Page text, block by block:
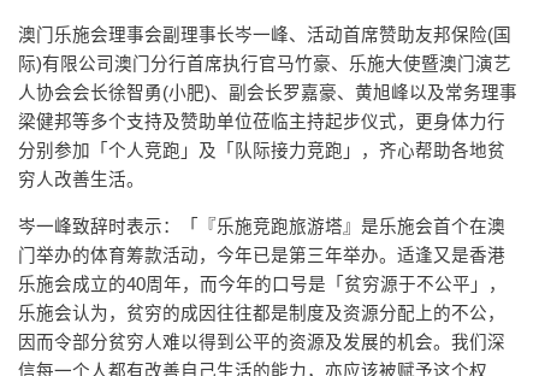
澳门乐施会理事会副理事长岑一峰、活动首席赞助友邦保险(国
际)有限公司澳门分行首席执行官马竹豪、乐施大使暨澳门演艺
人协会会长徐智勇(小肥)、副会长罗嘉豪、黄旭峰以及常务理事
梁健邦等多个支持及赞助单位莅临主持起步仪式，更身体力行
分别参加「个人竞跑」及「队际接力竞跑」，齐心帮助各地贫
穷人改善生活。
岑一峰致辞时表示：「『乐施竞跑旅游塔』是乐施会首个在澳
门举办的体育筹款活动，今年已是第三年举办。适逢又是香港
乐施会成立的40周年，而今年的口号是「贫穷源于不公平」，
乐施会认为，贫穷的成因往往都是制度及资源分配上的不公，
因而令部分贫穷人难以得到公平的资源及发展的机会。我们深
信每一个人都有改善自己生活的能力，亦应该被赋予这个权